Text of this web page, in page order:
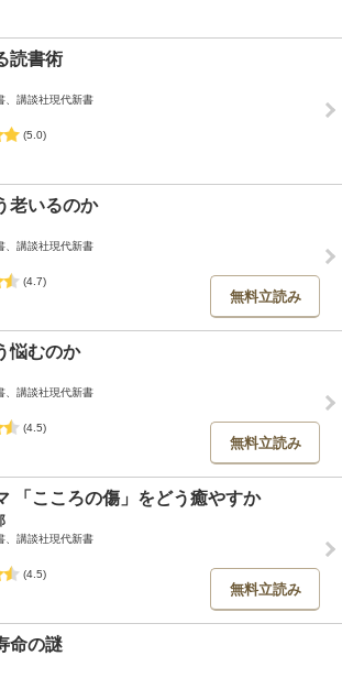
読書術
、講談社現代新書
(5.0)
老いるのか
、講談社現代新書
(4.7)
無料立読み
悩むのか
、講談社現代新書
(4.5)
無料立読み
「こころの傷」をどう癒やすか
、講談社現代新書
(4.5)
無料立読み
命の謎